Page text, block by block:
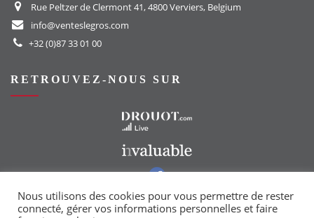
Rue Peltzer de Clermont 41, 4800 Verviers, Belgium
info@venteslegros.com
+32 (0)87 33 01 00
RETROUVEZ-NOUS SUR
Vers notre groupe Facebook
Nous utilisons des cookies pour vous permettre de rester
connecté, gérer vos informations personnelles et faire